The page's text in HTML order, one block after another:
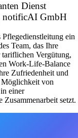
Dienst
notificAI GmbH
ein
Team, das Ihre
Vergütung,
Work-Life-Balance
Zufriedenheit und
Möglichkeit von
einer
setzt.